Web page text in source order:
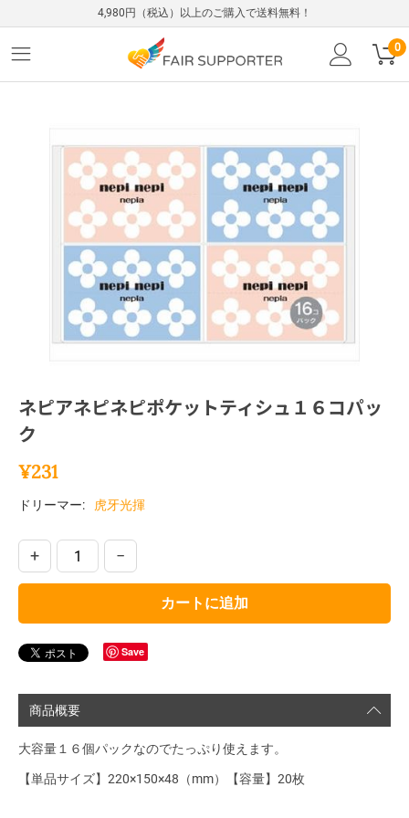
4,980円（税込）以上のご購入で送料無料！
0
ネピアネピネピポケットティシュ１６コパッ
ク
¥231
ドリーマー: 虎牙光揮
+ −
カートに追加
Save
商品概要
大容量１６個パックなのでたっぷり使えます。
【単品サイズ】220×150×48（mm）【容量】20枚